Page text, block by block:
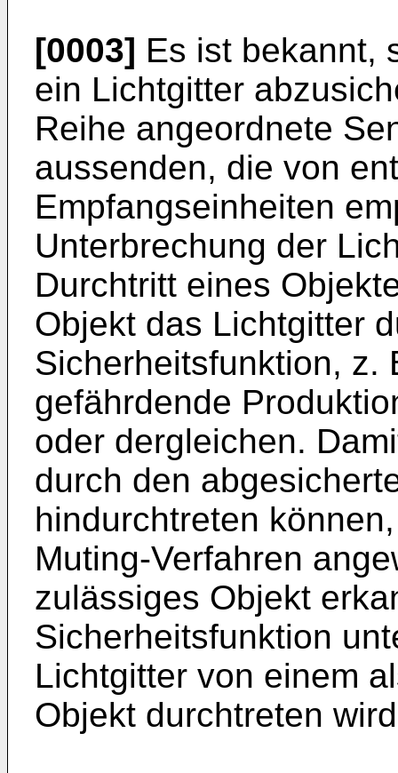
[0003] Es ist bekannt,
ein Lichtgitter
Reihe angeordnete
aussenden, die von
Empfangseinheiten
Unterbrechung der
Durchtritt eines
Objekt das Lichtgitter
Sicherheitsfunktion, z.
gefährdende
oder dergleichen.
durch den
hindurchtreten
Muting-Verfahren
zulässiges Objekt
Sicherheitsfunktion
Lichtgitter von einem
Objekt durchtreten